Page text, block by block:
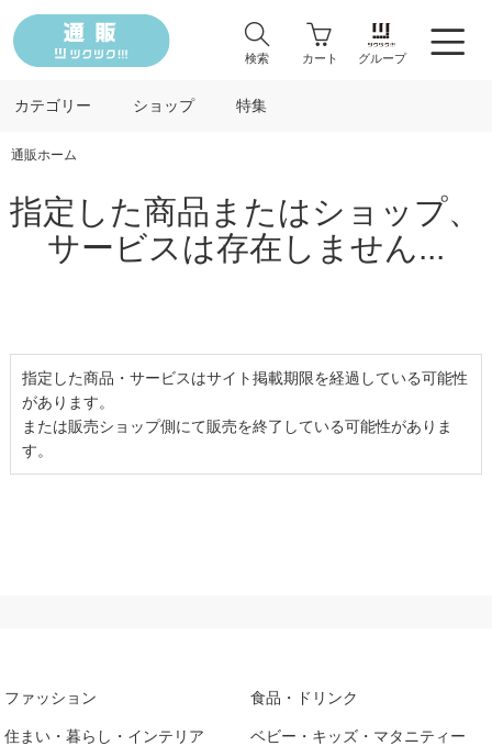
検索 カート グループ
カテゴリー ショップ 特集
通販ホーム
指定した商品またはショップ、
サービスは存在しません...
指定した商品・サービスはサイト掲載期限を経過している可能性
があります。
または販売ショップ側にて販売を終了している可能性がありま
す。
ファッション 食品・ドリンク
住まい・暮らし・インテリア ベビー・キッズ・マタニティー